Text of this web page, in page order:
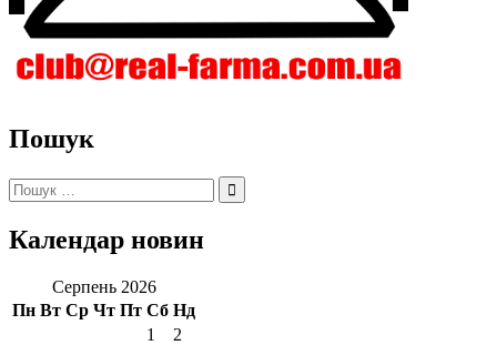
Пошук
Пошук:
Календар новин
Серпень 2026
Пн Вт Ср Чт Пт Сб Нд
1
2